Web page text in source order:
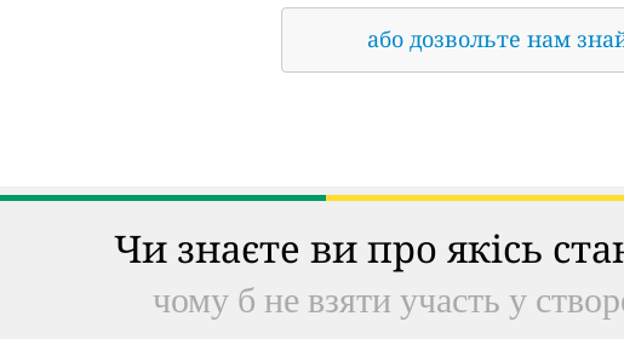
або дозвольте нам
Чи знаєте ви про якісь
чому б не взяти участь у